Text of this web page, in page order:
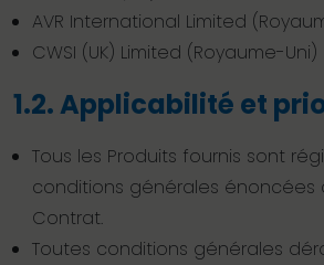
AVR International Limited
CWSI (UK) Limited (Royaume-Uni)
1.2. Applicabilité et
Tous les Produits fournis sont
conditions générales énoncées
Contrat.
Toutes conditions générales